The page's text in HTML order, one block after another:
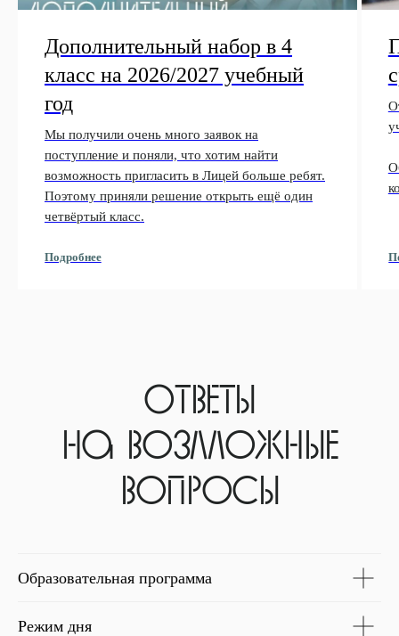
Дополнительный набор в 4
класс на 2026/2027 учебный
год
Мы получили очень много заявок на
поступление и поняли, что хотим найти
возможность пригласить в Лицей больше ребят.
Поэтому приняли решение открыть ещё один
четвёртый класс.
Подробнее
Образовательная программа
Режим дня